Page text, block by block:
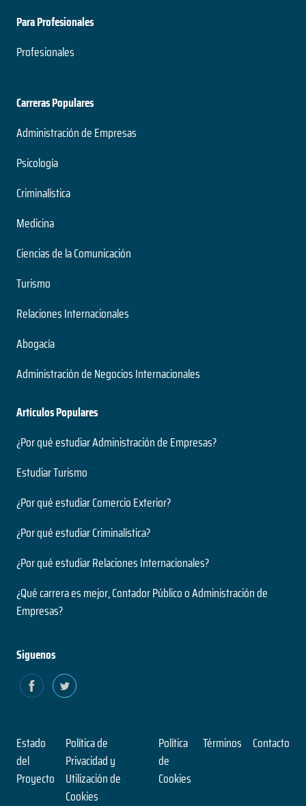
Para Profesionales
Profesionales
Carreras Populares
Administración de Empresas
Psicología
Criminalística
Medicina
Ciencias de la Comunicación
Turismo
Relaciones Internacionales
Abogacía
Administración de Negocios Internacionales
Artículos Populares
¿Por qué estudiar Administración de Empresas?
Estudiar Turismo
¿Por qué estudiar Comercio Exterior?
¿Por qué estudiar Criminalística?
¿Por qué estudiar Relaciones Internacionales?
¿Qué carrera es mejor, Contador Público o Administración de
Empresas?
Siguenos
Estado
del
Proyecto
Política de
Privacidad y
Utilización de
Cookies
Política
de
Cookies
Términos Contacto